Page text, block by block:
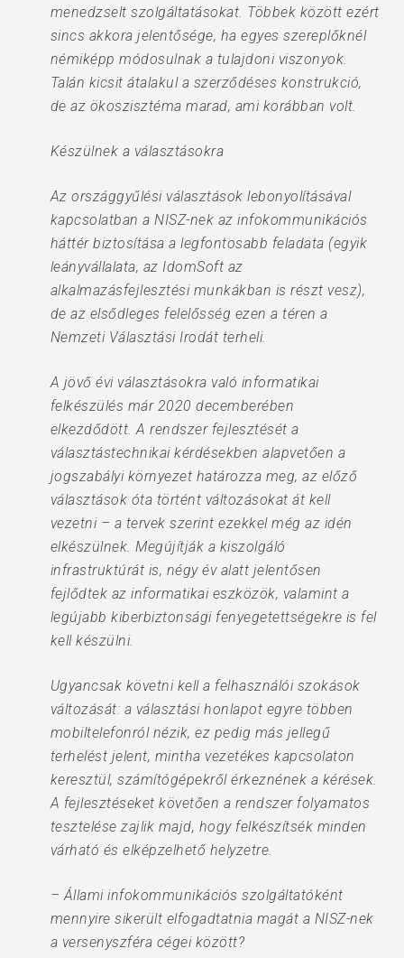
menedzselt szolgáltatásokat. Többek között ezért
sincs akkora jelentősége, ha egyes szereplőknél
némiképp módosulnak a tulajdoni viszonyok.
Talán kicsit átalakul a szerződéses konstrukció,
de az ökoszisztéma marad, ami korábban volt.
Készülnek a választásokra
Az országgyűlési választások lebonyolításával
kapcsolatban a NISZ-nek az infokommunikációs
háttér biztosítása a legfontosabb feladata (egyik
leányvállalata, az IdomSoft az
alkalmazásfejlesztési munkákban is részt vesz),
de az elsődleges felelősség ezen a téren a
Nemzeti Választási Irodát terheli.
A jövő évi választásokra való informatikai
felkészülés már 2020 decemberében
elkezdődött. A rendszer fejlesztését a
választástechnikai kérdésekben alapvetően a
jogszabályi környezet határozza meg, az előző
választások óta történt változásokat át kell
vezetni – a tervek szerint ezekkel még az idén
elkészülnek. Megújítják a kiszolgáló
infrastruktúrát is, négy év alatt jelentősen
fejlődtek az informatikai eszközök, valamint a
legújabb kiberbiztonsági fenyegetettségekre is fel
kell készülni.
Ugyancsak követni kell a felhasználói szokások
változását: a választási honlapot egyre többen
mobiltelefonról nézik, ez pedig más jellegű
terhelést jelent, mintha vezetékes kapcsolaton
keresztül, számítógépekről érkeznének a kérések.
A fejlesztéseket követően a rendszer folyamatos
tesztelése zajlik majd, hogy felkészítsék minden
várható és elképzelhető helyzetre.
– Állami infokommunikációs szolgáltatóként
mennyire sikerült elfogadtatnia magát a NISZ-nek
a versenyszféra cégei között?